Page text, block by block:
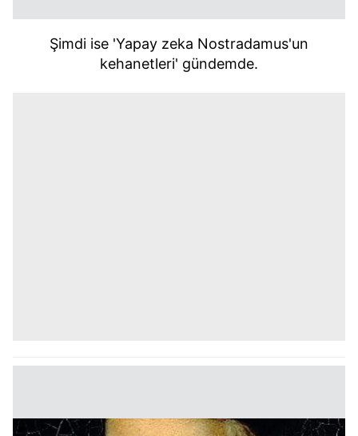
Şimdi ise 'Yapay zeka Nostradamus'un
kehanetleri' gündemde.